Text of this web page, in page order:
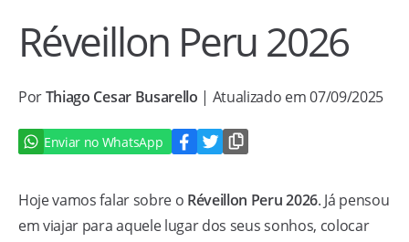
Réveillon Peru 2026
PorThiago Cesar Busarello | Atualizado em 07/09/2025
Enviar no WhatsApp
Hoje vamos falar sobre o Réveillon Peru 2026. Já pensou
em viajar para aquele lugar dos seus sonhos, colocar